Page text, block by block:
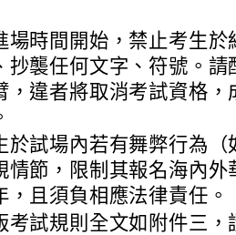
場時間開始，禁止考生
抄襲任何文字、符號。
，違者將取消考試資格
於試場內若有舞弊行為
情節，限制其報名海內
，且須負相應法律責任。
考試規則全文如附件三，